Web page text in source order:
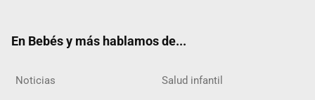
En Bebés y más hablamos de...
Noticias Salud infantil